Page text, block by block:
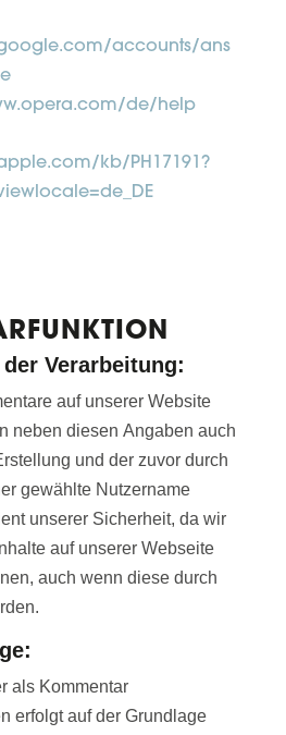
accounts/ans
de/help
kb/PH17191?
Verarbeitung:
auf unserer Website
neben diesen Angaben auch
und der zuvor durch
gewählte Nutzername
unserer Sicherheit, da wir
auf unserer Webseite
auch wenn diese durch
als Kommentar
erfolgt auf der Grundlage